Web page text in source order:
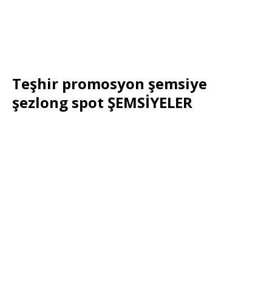
Teşhir promosyon şemsiye
şezlong spot ŞEMSİYELER